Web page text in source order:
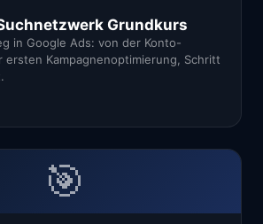
Grundkurs
in Google Ads: von der Konto-
ersten Kampagnenoptimierung, Schritt
🎯